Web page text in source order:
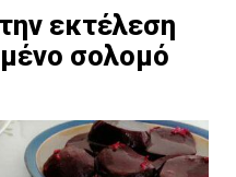
εκτέλεση
σολομό